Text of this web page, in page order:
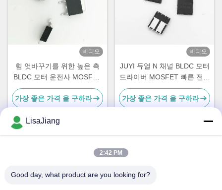
비디오
힘 엇바꾸기를 위한 높은 측
BLDC 모터 운전사 MOSFET
증진 형태 힘
가장 좋은 가격 을 구하라
비디오
JUYI 듀얼 N 채널 BLDC 모터
드라이버 MOSFET 빠른 전환
및 역체 복구
가장 좋은 가격 을 구하라
주소
LisaJiang
2:42 PM
Good day, what product are you looking for?